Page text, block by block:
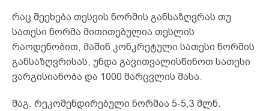
რაც შეეხება თესვის ნორმის განსაზღვრას თუ
სათესი ნორმა მითითებულია თესლის
რაოდენობით, მაშინ კონკრეტული სათესი ნორმის
განსაზღვრისას, უნდა გავითვალისწინოთ სათესი
ვარგისიანობა და 1000 მარცვლის მასა.
მაგ. რეკომენდირებული ნორმაა 5-5,3 მლნ.